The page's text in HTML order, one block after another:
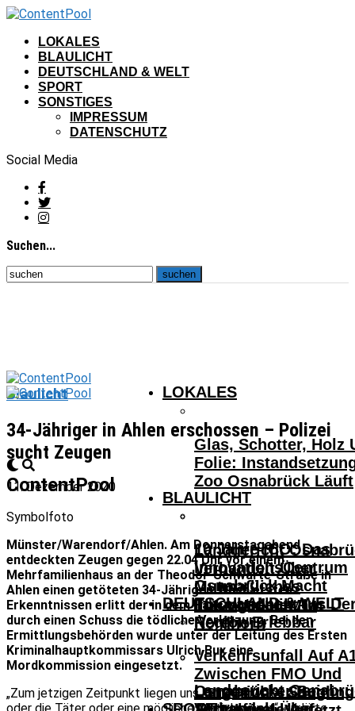
LOKALES
BLAULICHT
DEUTSCHLAND & WELT
SPORT
SONSTIGES
IMPRESSUM
DATENSCHUTZ
Social Media
Suchen...
ContentPool
LOKALES
Glas, Schotter, Holz
Folie:
Zoo Osnabrück Läuft
10 Jahre ICO: Das
InnovationsCentrum
Osnabrück Macht
Innovationen Aus
Region Erlebbar
Landgericht
BLAULICHT
Landgericht
Verhandelt Über
Mutmaßliches
Tötungsdelikt In
Nordhorn
Osnabrücker Beim
DEUTSCHLAND & WELT
Verkehrsunfall Auf
Zwischen FMO Und
Lengerich –
Blaulicht
34-Jähriger in Ahlen erschossen – Polizei
sucht Zeugen
11. Dezember 2020
Symbolfoto
Münster/Warendorf/Ahlen. Am Donnerstagabend
entdeckten Zeugen gegen 22.04 Uhr vor einem
Mehrfamilienhaus an der Theodor-Schwarte-Straße in
Ahlen einen getöteten 34-Jährigen. Nach ersten
Erkenntnissen erlitt der in dem Haus wohnende Mann
durch einen Schuss die tödliche Verletzung. Bei den
Ermittlungsbehörden wurde unter der Leitung des Ersten
Kriminalhauptkommissars Ulrich Bux eine
Mordkommission eingesetzt.
„Zum jetzigen Zeitpunkt liegen uns keine Hinweise auf den
oder die Täter oder eine mögliche Motivlage vor“, erklärte